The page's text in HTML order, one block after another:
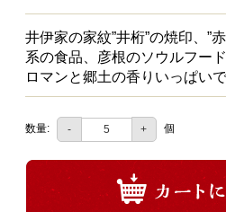
四得オードブル
寿司・会席膳
高級弁当
オードブル
お食い初め・お子様膳
井伊家の家紋”井桁”の焼印、”
系の食品、彦根のソウルフー
ロマンと郷土の香りいっぱい
数量: - + 個